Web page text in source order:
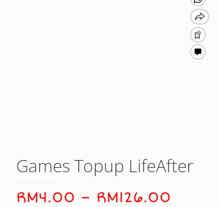
Games Topup LifeAfter
RM4.00 – RM126.00